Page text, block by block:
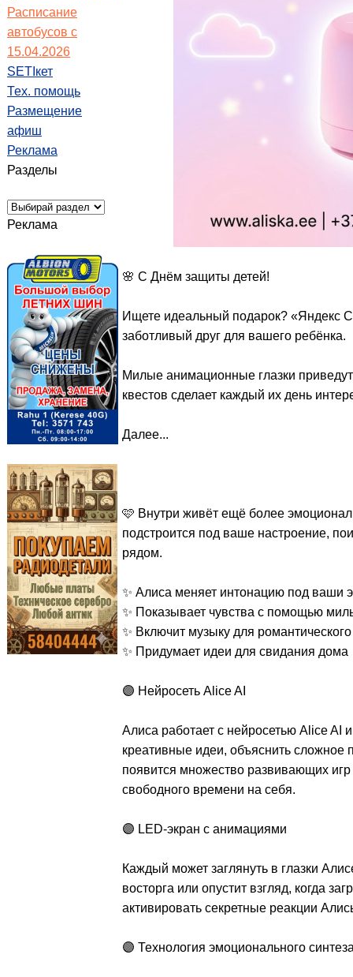
Расписание
автобусов с
15.04.2026
SETIкет
Тех. помощь
Размещение
афиш
Реклама
Разделы
Реклама
🌸 С Днём защиты детей!
Ищете идеальный подарок? «Яндекс
заботливый друг для вашего ребёнка.
Милые анимационные глазки
квестов сделает каждый их день
Далее...
🩷 Внутри живёт ещё более
подстроится под ваше настроение,
рядом.
✨ Алиса меняет интонацию под ваши
✨ Показывает чувства с помощью
✨ Включит музыку для
✨ Придумает идеи для свидания дома
🟣 Нейросеть Alice AI
Алиса работает с нейросетью Alice AI
креативные идеи, объяснить сложное
появится множество развивающих
свободного времени на себя.
🟣 LED-экран с анимациями
Каждый может заглянуть в глазки
восторга или опустит взгляд, когда
активировать секретные реакции
🟣 Технология эмоционального